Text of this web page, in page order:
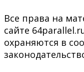
Все права на
сайте
охраняются в